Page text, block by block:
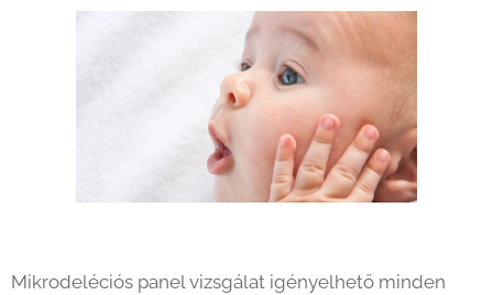
Mikrodeléciós panel vizsgálat igényelhető minden